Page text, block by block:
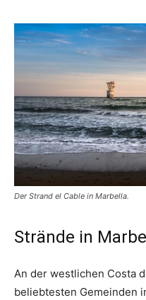
Der Strand el Cable in Marbella.
Strände in
An der westlichen Costa
beliebtesten Gemeinden